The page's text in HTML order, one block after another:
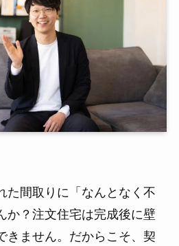
た間取りに「なんとなく不
か？注文住宅は完成後に壁
きません。だからこそ、契